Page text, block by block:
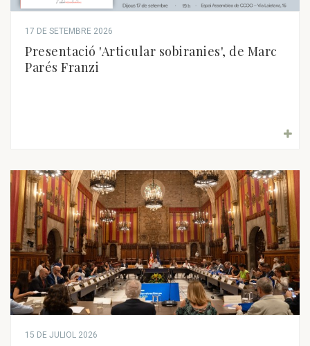
17 DE SETEMBRE 2026
Presentació 'Articular sobiranies', de Marc
Parés Franzi
15 DE JULIOL 2026